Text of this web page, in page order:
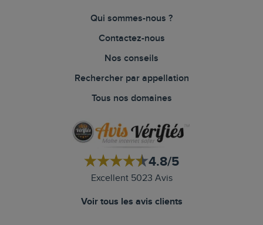
Qui sommes-nous ?
Contactez-nous
Nos conseils
Rechercher par appellation
Tous nos domaines
4.8/5
Excellent 5023 Avis
Voir tous les avis clients